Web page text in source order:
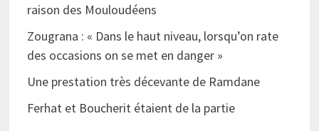
raison des Mouloudéens
Zougrana : « Dans le haut niveau, lorsqu’on rate
des occasions on se met en danger »
Une prestation très décevante de Ramdane
Ferhat et Boucherit étaient de la partie